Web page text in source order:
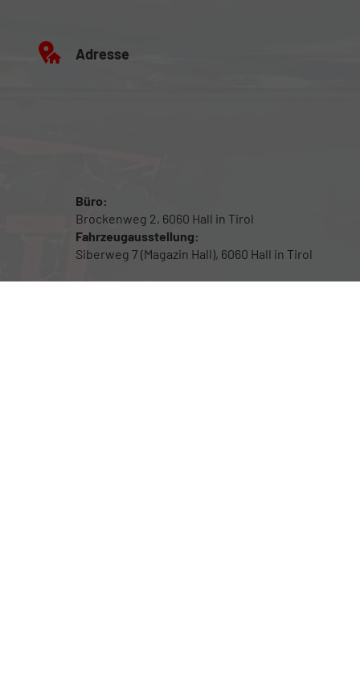
Adresse
Büro:
Brockenweg 2, 6060 Hall in Tirol
Fahrzeugausstellung:
Siberweg 7 (Magazin Hall), 6060 Hall in Tirol